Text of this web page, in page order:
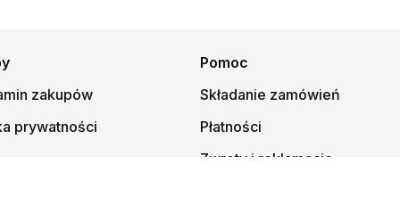
zakupów
prywatności
Pomoc
Składanie zamówień
Płatności
Zwroty i reklamacje